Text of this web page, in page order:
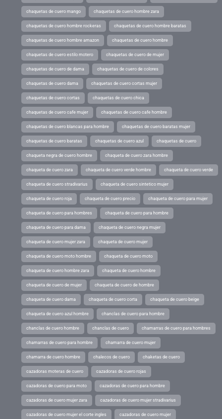
chaquetas de cuero mango chaquetas de cuero hombre zara
chaquetas de cuero hombre rockeras chaquetas de cuero hombre baratas
chaquetas de cuero hombre amazon chaquetas de cuero hombre
chaquetas de cuero estilo motero chaquetas de cuero de mujer
chaquetas de cuero de dama chaquetas de cuero de colores
chaquetas de cuero dama chaquetas de cuero cortas mujer
chaquetas de cuero cortas chaquetas de cuero chica
chaquetas de cuero cafe mujer chaquetas de cuero cafe hombre
chaquetas de cuero blancas para hombre chaquetas de cuero baratas mujer
chaquetas de cuero baratas chaquetas de cuero azul chaquetas de cuero
chaqueta negra de cuero hombre chaqueta de cuero zara hombre
chaqueta de cuero zara chaqueta de cuero verde hombre chaqueta de cuero verde
chaqueta de cuero stradivarius chaqueta de cuero sintetico mujer
chaqueta de cuero roja chaqueta de cuero precio chaqueta de cuero para mujer
chaqueta de cuero para hombres chaqueta de cuero para hombre
chaqueta de cuero para dama chaqueta de cuero negra mujer
chaqueta de cuero mujer zara chaqueta de cuero mujer
chaqueta de cuero moto hombre chaqueta de cuero moto
chaqueta de cuero hombre zara chaqueta de cuero hombre
chaqueta de cuero de mujer chaqueta de cuero de hombre
chaqueta de cuero dama chaqueta de cuero corta chaqueta de cuero beige
chaqueta de cuero azul hombre chanclas de cuero para hombre
chanclas de cuero hombre chanclas de cuero chamarras de cuero para hombres
chamarras de cuero para hombre chamarra de cuero mujer
chamarra de cuero hombre chalecos de cuero chaketas de cuero
cazadoras moteras de cuero cazadoras de cuero rojas
cazadoras de cuero para moto cazadoras de cuero para hombre
cazadoras de cuero mujer zara cazadoras de cuero mujer stradivarius
cazadoras de cuero mujer el corte ingles cazadoras de cuero mujer